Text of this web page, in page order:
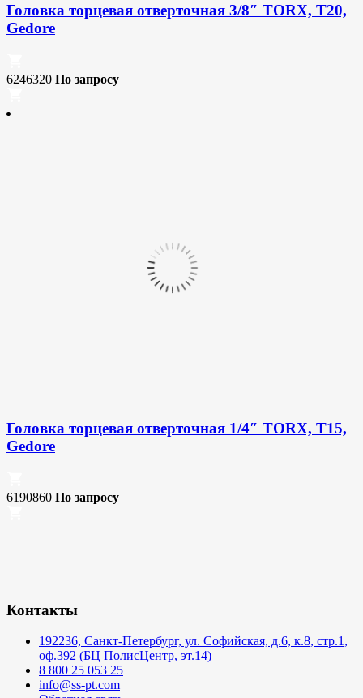
Головка торцевая отверточная 3/8″ TORX, T20,
Gedore
6246320 По запросу
Головка торцевая отверточная 1/4″ TORX, T15,
Gedore
6190860 По запросу
Контакты
192236, Санкт-Петербург, ул. Софийская, д.6, к.8, стр.1,
оф.392 (БЦ ПолисЦентр, эт.14)
8 800 25 053 25
info@ss-pt.com